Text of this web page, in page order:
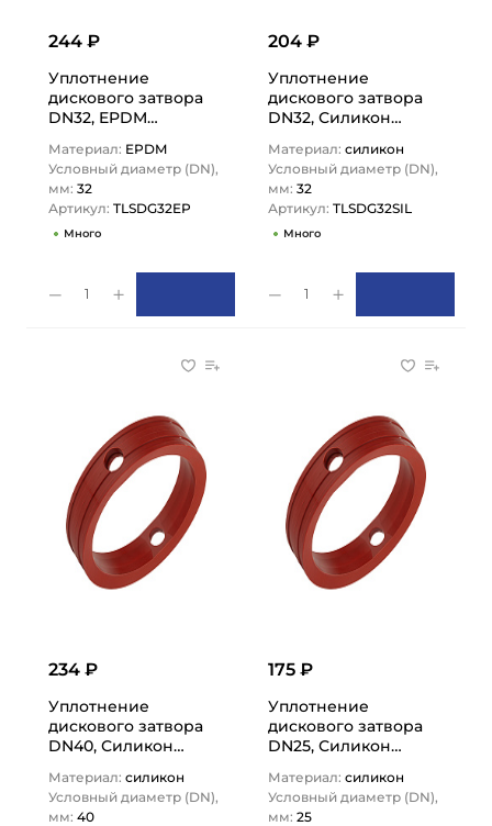
244 ₽
Уплотнение
дискового затвора
DN32, EPDM
TLSDG32EP TITAN…
Материал: EPDM
Условный диаметр (DN),
мм: 32
Артикул: TLSDG32EP
Много
1
204 ₽
Уплотнение
дискового затвора
DN32, Силикон
TLSDG32SIL TITAN…
Материал: силикон
Условный диаметр (DN),
мм: 32
Артикул: TLSDG32SIL
Много
1
234 ₽
Уплотнение
дискового затвора
DN40, Силикон
TLSDG40SIL TITAN…
Материал: силикон
Условный диаметр (DN),
мм: 40
175 ₽
Уплотнение
дискового затвора
DN25, Силикон
TLSDG25SIL TITAN…
Материал: силикон
Условный диаметр (DN),
мм: 25